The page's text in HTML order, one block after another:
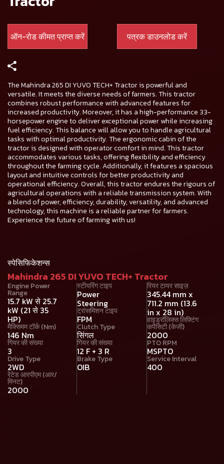
ऑन-रोड कीमत प्राप्त करें पत्रक डाउनलोड करें
The Mahindra 265 DI YUVO TECH+ Tractor is powerful and
versatile. It meets the diverse needs of farmers. This tractor
combines robust performance with advanced features for
increased productivity. Moreover, it has a high-performance 33-
horsepower engine to deliver exceptional power while increasing
fuel efficiency. This balance will allow you to handle agricultural
tasks with optimal productivity. The ergonomic cabin of the
tractor is designed with operator comfort in mind. This tractor
accommodates various tasks, offering flexibility and efficiency
throughout the farming cycle. Additionally, it features a spacious
layout and intuitive controls for better productivity and
operational efficiency. Overall, this tractor endures the rigours of
agricultural operations with a reliable transmission system. With
a blend of power, efficiency, durability, versatility, and advanced
technology, this machine is a reliable partner for farmers.
Experience the future of farming with us!
स्पेसिफिकेशन्स
Mahindra 265 DI YUVO TECH+ Tractor
Engine Power
Range
15.7 kW से 25.7
kW (21 से 35
HP)
मैक्सिमम टॉर्क (Nm)
146 Nm
गियर की संख्या
3
Drive Type
2WD
रेटेड आरपीएम (आर/
मिनट)
2000
स्टीयरिंग टाइप
Power
Steering
ट्रांसमिशन टाइप
FPM
Clutch Type
सिंगल
गियर की संख्या
12 F + 3 R
Brake Type
OIB
रियर टायर साइज़
345.44 mm x
711.2 mm (13.6
in x 28 in)
हाइड्रॉलिक्स लिफ़्टिंग
कपैसिटी (केजी)
2000
PTO RPM
MSPTO
Service Interval
400